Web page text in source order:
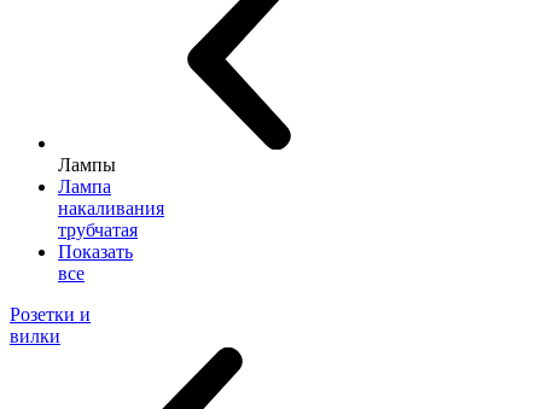
Лампы
Лампа
накаливания
трубчатая
Показать
все
Розетки и
вилки